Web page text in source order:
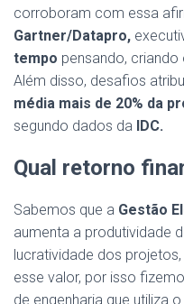
corroboram com essa
Gartner/Datapro,
tempo pensando,
Além disso, desafios
média mais de 20% da
segundo dados da IDC.
Qual retorno
Sabemos que a Gestão
aumenta a produtividade
lucratividade dos
esse valor, por isso
de engenharia que utiliza